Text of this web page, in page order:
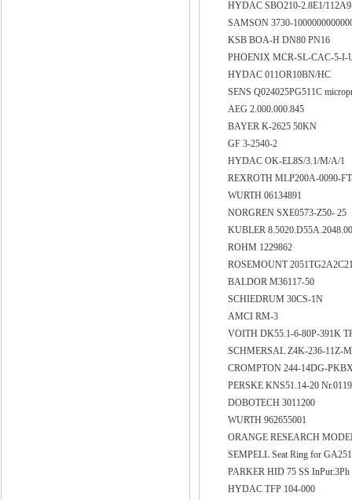
HYDAC SBO210-2.8E1/
SAMSON 3730-
KSB BOA-H DN80 PN16
PHOENIX MCR-SL-CAC-5-I-
HYDAC 011OR10BN/HC
SENS Q024025PG511C
AEG 2.000.000.845
BAYER K-2625 50KN
GF 3-2540-2
HYDAC OK-EL8S/3.1/M/A/1
REXROTH MLP200A-0090-
WURTH 06134891
NORGREN SXE0573-Z50- 25
KUBLER
ROHM 1229862
ROSEMOUNT
BALDOR M36117-50
SCHIEDRUM 30CS-1N
AMCI RM-3
VOITH DK55.1-6-80P-391K
SCHMERSAL Z4K-236-11Z-
CROMPTON 244-14DG-
PERSKE KNS51.14-20
DOBOTECH 3011200
WURTH 962655001
ORANGE RESEARCH
SEMPELL Seat Ring for
PARKER HID 75 SS
HYDAC TFP 104-000